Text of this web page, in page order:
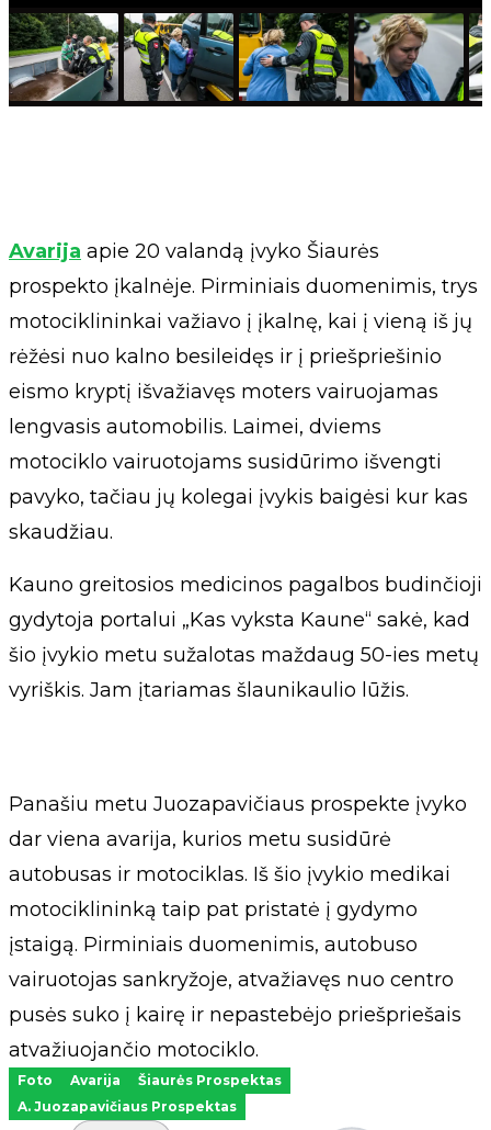
Avarija apie 20 valandą įvyko Šiaurės
prospekto įkalnėje. Pirminiais duomenimis, trys
motociklininkai važiavo į įkalnę, kai į vieną iš jų
rėžėsi nuo kalno besileidęs ir į priešpriešinio
eismo kryptį išvažiavęs moters vairuojamas
lengvasis automobilis. Laimei, dviems
motociklo vairuotojams susidūrimo išvengti
pavyko, tačiau jų kolegai įvykis baigėsi kur kas
skaudžiau.
Kauno greitosios medicinos pagalbos budinčioji
gydytoja portalui „Kas vyksta Kaune“ sakė, kad
šio įvykio metu sužalotas maždaug 50-ies metų
vyriškis. Jam įtariamas šlaunikaulio lūžis.
Panašiu metu Juozapavičiaus prospekte įvyko
dar viena avarija, kurios metu susidūrė
autobusas ir motociklas. Iš šio įvykio medikai
motociklininką taip pat pristatė į gydymo
įstaigą. Pirminiais duomenimis, autobuso
vairuotojas sankryžoje, atvažiavęs nuo centro
pusės suko į kairę ir nepastebėjo priešpriešais
atvažiuojančio motociklo.
Foto Avarija
Šiaurės Prospektas
A. Juozapavičiaus Prospektas